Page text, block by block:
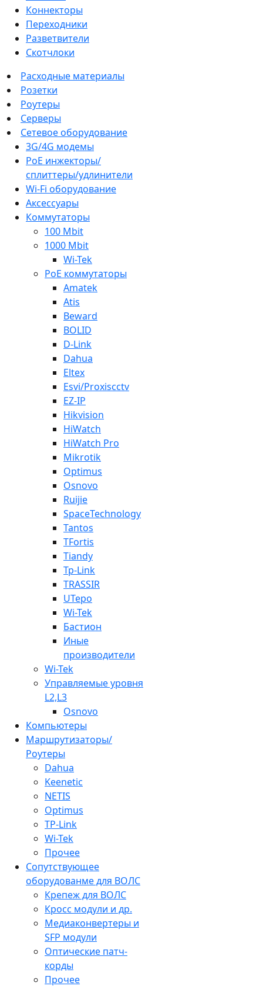
Коннекторы
Переходники
Разветвители
Скотчлоки
Расходные материалы
Розетки
Роутеры
Серверы
Сетевое оборудование
3G/4G модемы
PoE инжекторы/
сплиттеры/удлинители
Wi-Fi оборудование
Аксессуары
Коммутаторы
100 Mbit
1000 Mbit
Wi-Tek
PoE коммутаторы
Amatek
Atis
Beward
BOLID
D-Link
Dahua
Eltex
Esvi/Proxiscctv
EZ-IP
Hikvision
HiWatch
HiWatch Pro
Mikrotik
Optimus
Osnovo
Ruijie
SpaceTechnology
Tantos
TFortis
Tiandy
Tp-Link
TRASSIR
UTepo
Wi-Tek
Бастион
Иные
производители
Wi-Tek
Управляемые уровня
L2,L3
Osnovo
Компьютеры
Маршрутизаторы/
Роутеры
Dahua
Keenetic
NETIS
Optimus
TP-Link
Wi-Tek
Прочее
Сопутствующее
оборудованме для ВОЛС
Крепеж для ВОЛС
Кросс модули и др.
Медиаконвертеры и
SFP модули
Оптические патч-
корды
Прочее